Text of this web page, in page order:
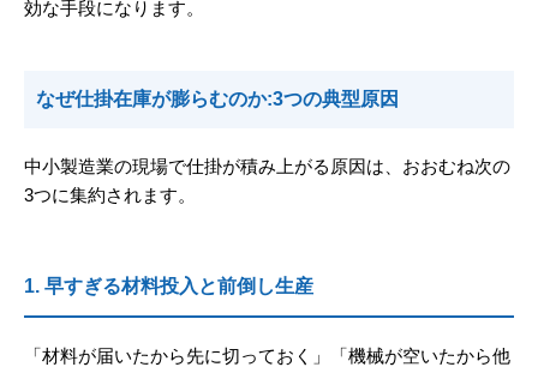
効な手段になります。
なぜ仕掛在庫が膨らむのか:3つの典型原因
中小製造業の現場で仕掛が積み上がる原因は、おおむね次の
3つに集約されます。
1. 早すぎる材料投入と前倒し生産
「材料が届いたから先に切っておく」「機械が空いたから他